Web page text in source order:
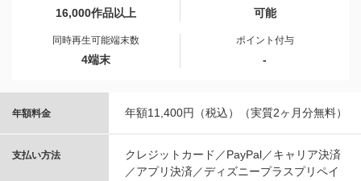
16,000作品以上 可能
同時再生可能端末数
4端末
ポイント付与
-
年額料金 年額11,400円（税込）（実質2ヶ月分無料）
支払い方法
クレジットカード／PayPal／キャリア決済
／アプリ決済／ディズニープラスプリペイ